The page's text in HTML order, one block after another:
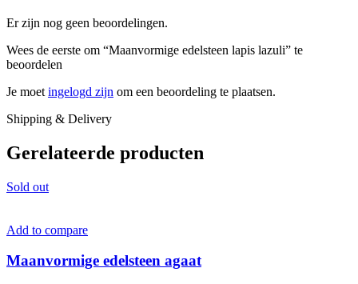
Er zijn nog geen beoordelingen.
Wees de eerste om “Maanvormige edelsteen lapis lazuli” te
beoordelen
Je moet ingelogd zijn om een beoordeling te plaatsen.
Shipping & Delivery
Gerelateerde producten
Sold out
Add to compare
Maanvormige edelsteen agaat